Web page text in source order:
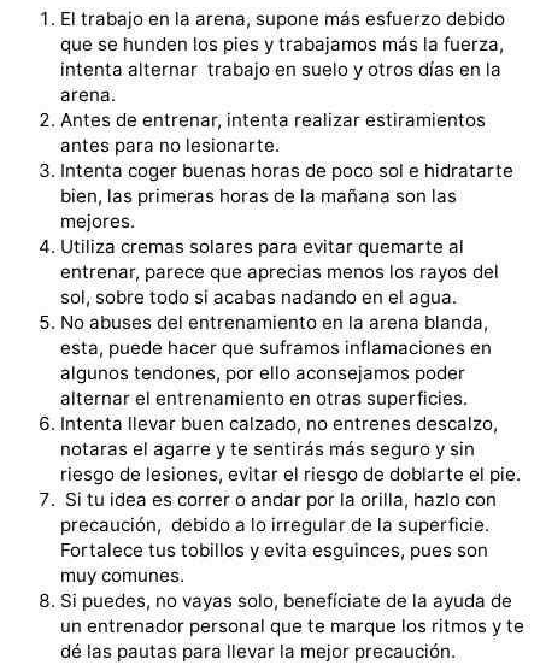
El trabajo en la arena, supone más esfuerzo debido
que se hunden los pies y trabajamos más la fuerza,
intenta alternar trabajo en suelo y otros días en la
arena.
Antes de entrenar, intenta realizar estiramientos
antes para no lesionarte.
Intenta coger buenas horas de poco sol e hidratarte
bien, las primeras horas de la mañana son las
mejores.
Utiliza cremas solares para evitar quemarte al
entrenar, parece que aprecias menos los rayos del
sol, sobre todo si acabas nadando en el agua.
No abuses del entrenamiento en la arena blanda,
esta, puede hacer que suframos inflamaciones en
algunos tendones, por ello aconsejamos poder
alternar el entrenamiento en otras superficies.
Intenta llevar buen calzado, no entrenes descalzo,
notaras el agarre y te sentirás más seguro y sin
riesgo de lesiones, evitar el riesgo de doblarte el pie.
Si tu idea es correr o andar por la orilla, hazlo con
precaución, debido a lo irregular de la superficie.
Fortalece tus tobillos y evita esguinces, pues son
muy comunes.
Si puedes, no vayas solo, benefíciate de la ayuda de
un entrenador personal que te marque los ritmos y te
dé las pautas para llevar la mejor precaución.